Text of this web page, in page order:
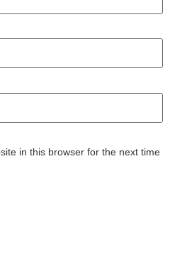
in this browser for the next time